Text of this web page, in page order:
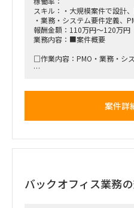
スキル：・大規模案件で設計
・業務・システム要件定義、
報酬金額：110万円～120万円
業務内容：■案件概要
□作業内容：PMO・業務・シ
■備考 出張経費は実費精算と
案件詳
バックオフィス業務